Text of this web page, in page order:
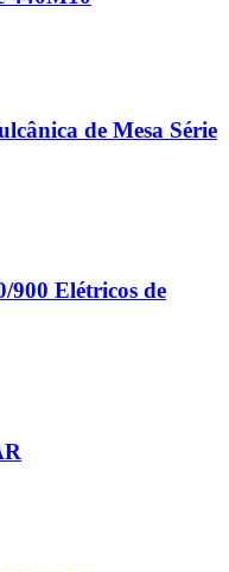
de Mesa Série
Elétricos de